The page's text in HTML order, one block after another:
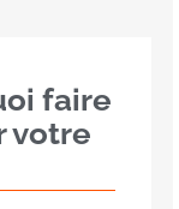
faire
votre